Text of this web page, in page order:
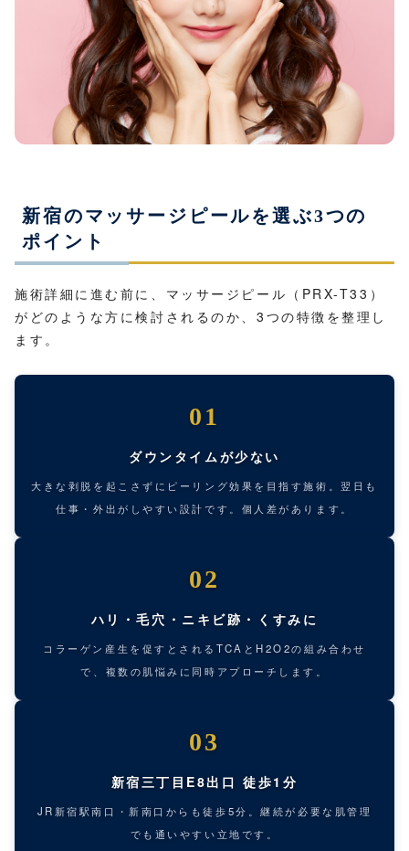
新宿のマッサージピールを選ぶ3つの
ポイント
施術詳細に進む前に、マッサージピール（PRX-T33）
がどのような方に検討されるのか、3つの特徴を整理し
ます。
01
ダウンタイムが少ない
大きな剥脱を起こさずにピーリング効果を目指す施術。翌日も
仕事・外出がしやすい設計です。個人差があります。
02
ハリ・毛穴・ニキビ跡・くすみに
コラーゲン産生を促すとされるTCAとH2O2の組み合わせ
で、複数の肌悩みに同時アプローチします。
03
新宿三丁目E8出口 徒歩1分
JR新宿駅南口・新南口からも徒歩5分。継続が必要な肌管理
でも通いやすい立地です。